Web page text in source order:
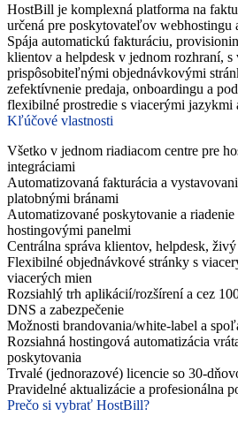
HostBill je komplexná platforma na
určená pre poskytovateľov webhostingu
Spája automatickú fakturáciu,
klientov a helpdesk v jednom rozhraní, s
prispôsobiteľnými objednávkovými
zefektívnenie predaja, onboardingu a
flexibilné prostredie s viacerými jazykmi
Kľúčové vlastnosti
Všetko v jednom riadiacom centre pre
integráciami
Automatizovaná fakturácia a
platobnými bránami
Automatizované poskytovanie a
hostingovými panelmi
Centrálna správa klientov, helpdesk,
Flexibilné objednávkové stránky s
viacerých mien
Rozsiahlý trh aplikácií/rozšírení a cez
DNS a zabezpečenie
Možnosti brandovania/white-label a
Rozsiahná hostingová automatizácia
poskytovania
Trvalé (jednorazové) licencie so 30-
Pravidelné aktualizácie a profesionálna
Prečo si vybrať HostBill?